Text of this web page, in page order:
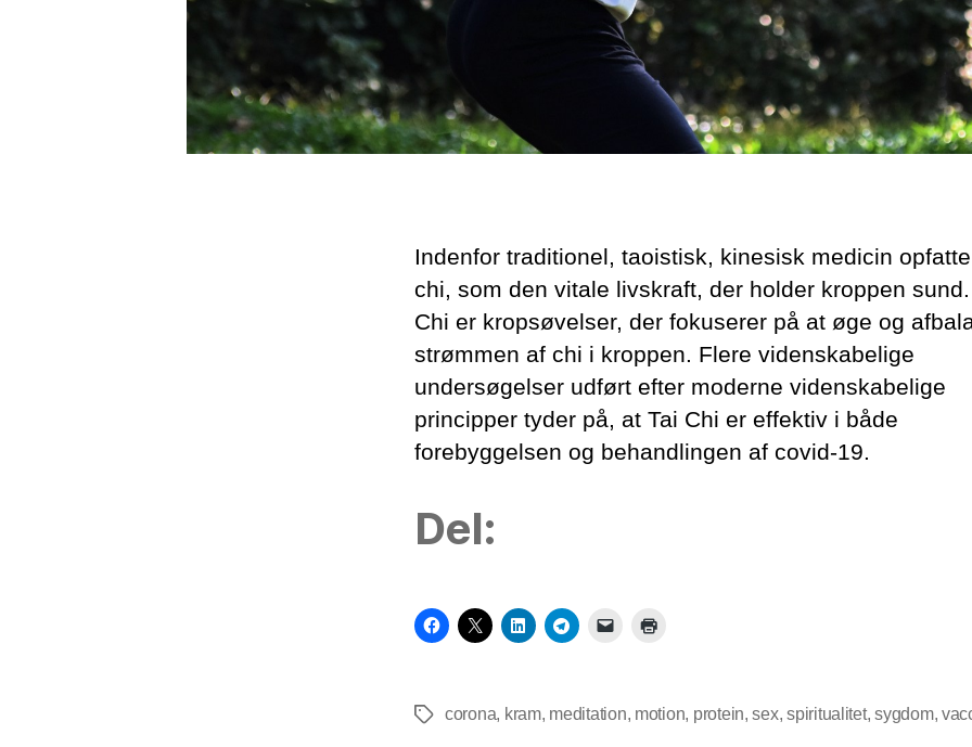
Indenfor traditionel, taoistisk, kinesisk medicin
chi, som den vitale livskraft, der holder kroppen
Chi er kropsøvelser, der fokuserer på at øge og
strømmen af chi i kroppen. Flere videnskabelige
undersøgelser udført efter moderne videnskabelige
principper tyder på, at Tai Chi er effektiv i både
forebyggelsen og behandlingen af covid-19.
Del:
Tagscorona, kram, meditation, motion, protein,sex,spiritualitet,sygdom,